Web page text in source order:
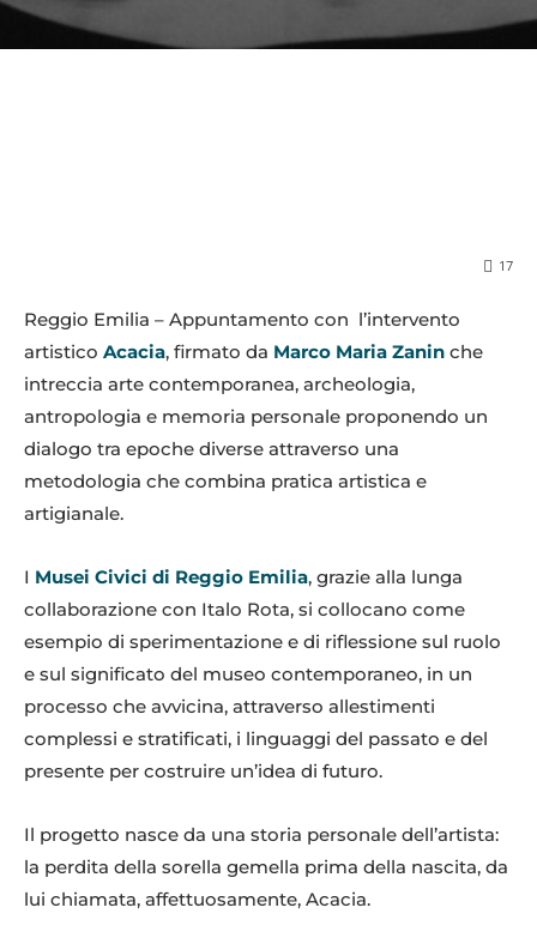
17
Reggio Emilia – Appuntamento con l’intervento
artistico Acacia, firmato da Marco Maria Zanin che
intreccia arte contemporanea, archeologia,
antropologia e memoria personale proponendo un
dialogo tra epoche diverse attraverso una
metodologia che combina pratica artistica e
artigianale.
I Musei Civici di Reggio Emilia, grazie alla lunga
collaborazione con Italo Rota, si collocano come
esempio di sperimentazione e di riflessione sul ruolo
e sul significato del museo contemporaneo, in un
processo che avvicina, attraverso allestimenti
complessi e stratificati, i linguaggi del passato e del
presente per costruire un’idea di futuro.
Il progetto nasce da una storia personale dell’artista:
la perdita della sorella gemella prima della nascita, da
lui chiamata, affettuosamente, Acacia.